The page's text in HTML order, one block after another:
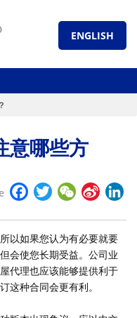
ENGLISH
意哪些方
Facebook
TwitterWeChat
Sina
以如果您认为有必要就要
会使您长期受益。公司业
代理也应该能够提供利于
这种合同会更有利。